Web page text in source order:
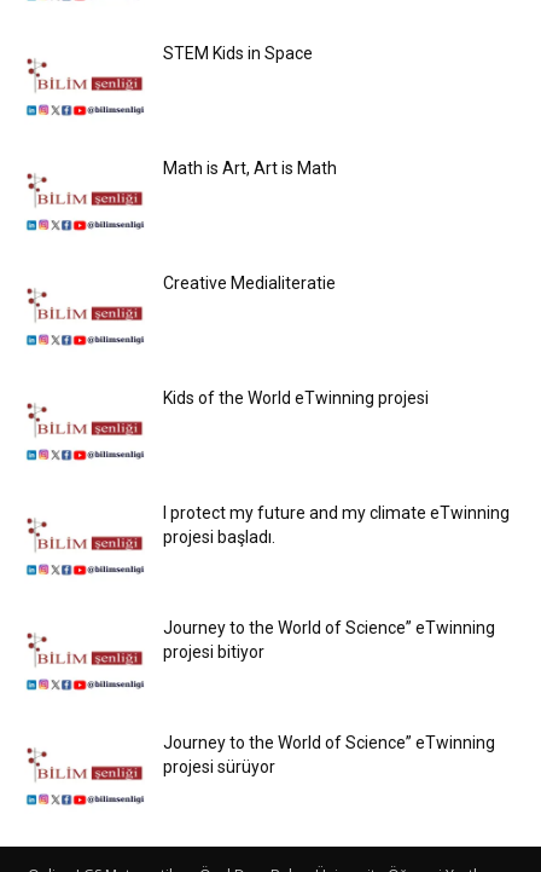
STEM Kids in Space
Math is Art, Art is Math
Creative Medialiteratie
Kids of the World eTwinning projesi
I protect my future and my climate eTwinning
projesi başladı.
Journey to the World of Science” eTwinning
projesi bitiyor
Journey to the World of Science” eTwinning
projesi sürüyor